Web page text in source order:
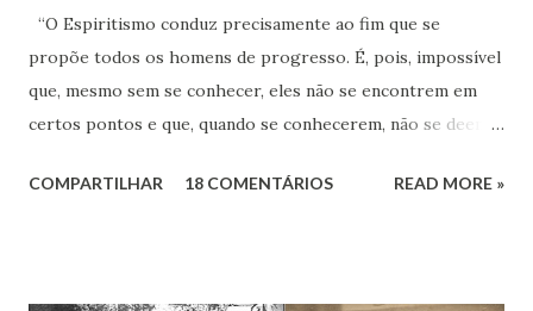
“O Espiritismo conduz precisamente ao fim que se
propõe todos os homens de progresso. É, pois, impossível
que, mesmo sem se conhecer, eles não se encontrem em
certos pontos e que, quando se conhecerem, não se deem -
inimigos comuns: os preconceitos sociais, a rotina, o
COMPARTILHAR 18 COMENTÁRIOS READ MORE »